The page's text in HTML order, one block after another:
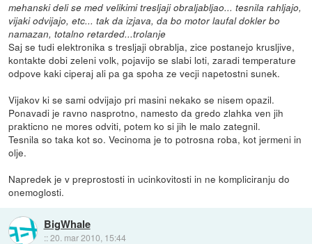
mehanski deli se med velikimi tresljaji obraljabljao... tesnila rahljajo,
vijaki odvijajo, etc... tak da izjava, da bo motor laufal dokler bo
namazan, totalno retarded...trolanje
Saj se tudi elektronika s tresljaji obrablja, zice postanejo krusljive,
kontakte dobi zeleni volk, pojavijo se slabi loti, zaradi temperature
odpove kaki ciperaj ali pa ga spoha ze vecji napetostni sunek.
Vijakov ki se sami odvijajo pri masini nekako se nisem opazil.
Ponavadi je ravno nasprotno, namesto da gredo zlahka ven jih
prakticno ne mores odviti, potem ko si jih le malo zategnil.
Tesnila so taka kot so. Vecinoma je to potrosna roba, kot jermeni in
olje.
Napredek je v preprostosti in ucinkovitosti in ne kompliciranju do
onemoglosti.
BigWhale
::20. mar 2010, 15:44